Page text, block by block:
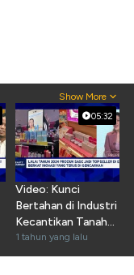
Show More
05:32
Video: Kunci
Bertahan di Industri
Kecantikan Tanah
Air
1 tahun yang lalu